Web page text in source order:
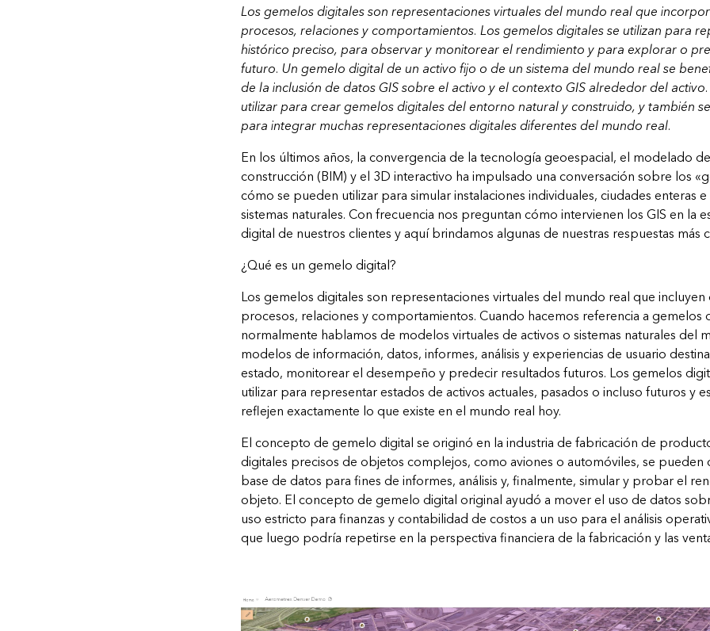
Los gemelos digitales son representaciones virtuales del mundo real que
procesos, relaciones y comportamientos. Los gemelos digitales se utilizan para
histórico preciso, para observar y monitorear el rendimiento y para explorar o
futuro. Un gemelo digital de un activo fijo o de un sistema del mundo real se
de la inclusión de datos GIS sobre el activo y el contexto GIS alrededor del
utilizar para crear gemelos digitales del entorno natural y construido, y también
para integrar muchas representaciones digitales diferentes del mundo real.
En los últimos años, la convergencia de la tecnología geoespacial, el modelado
construcción (BIM) y el 3D interactivo ha impulsado una conversación sobre los
cómo se pueden utilizar para simular instalaciones individuales, ciudades enteras
sistemas naturales. Con frecuencia nos preguntan cómo intervienen los GIS en la
digital de nuestros clientes y aquí brindamos algunas de nuestras respuestas más
¿Qué es un gemelo digital?
Los gemelos digitales son representaciones virtuales del mundo real que
procesos, relaciones y comportamientos. Cuando hacemos referencia a gemelos
normalmente hablamos de modelos virtuales de activos o sistemas naturales del
modelos de información, datos, informes, análisis y experiencias de usuario
estado, monitorear el desempeño y predecir resultados futuros. Los gemelos
utilizar para representar estados de activos actuales, pasados ​​o incluso futuros y
reflejen exactamente lo que existe en el mundo real hoy.
El concepto de gemelo digital se originó en la industria de fabricación de
digitales precisos de objetos complejos, como aviones o automóviles, se pueden
base de datos para fines de informes, análisis y, finalmente, simular y probar el
objeto. El concepto de gemelo digital original ayudó a mover el uso de datos
uso estricto para finanzas y contabilidad de costos a un uso para el análisis
que luego podría repetirse en la perspectiva financiera de la fabricación y las